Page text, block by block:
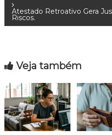
a
e
g
a
ç
Atestado Retroativo Gera
Riscos.
Veja também